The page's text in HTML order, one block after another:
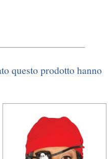
questo prodotto hanno